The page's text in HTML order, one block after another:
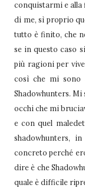
conquistarmi e alla
di me, sì proprio
tutto è finito, che
se in questo caso
più ragioni per
così che mi sono
Shadowhunters.
occhi che mi
e con quel
shadowhunters,
concreto perché
dire è che
quale è difficile